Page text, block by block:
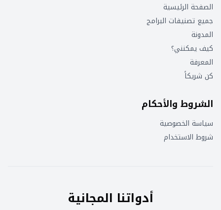
الصفحة الرئيسية
جميع تصنيفات البرامج
المدونة
كيف يمكنني؟
المعرفة
كن شريكاً
الشروط والأحكام
سياسة الخصوصية
شروط الاستخدام
أدواتنا المجانية